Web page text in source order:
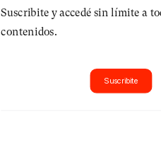
Suscribite y accedé sin límite a
contenidos.
Suscribite